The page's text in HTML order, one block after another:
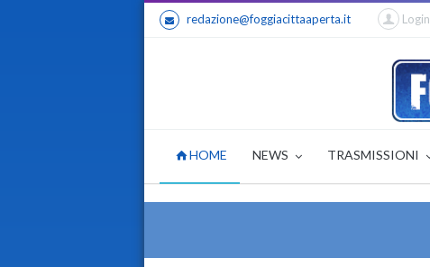
redazione@foggiacittaaperta.it Login
HOME NEWS TRASMISSIONI